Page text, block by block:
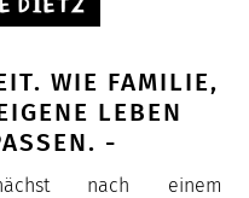
WIE FAMILIE,
LEBEN
-
nach einem